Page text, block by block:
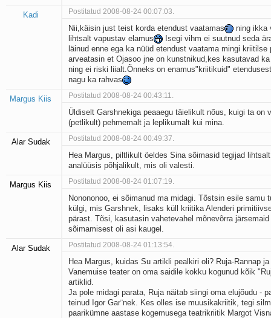
Kadi Postitatud 2008-08-24 00:07:03.
Nii,käisin just teist korda etendust vaatamas
ning ikka
lihtsalt vapustav elamus
Isegi vihm ei suutnud seda
läinud enne ega ka nüüd etendust vaatama mingi kriitilse
arveatasin et Ojasoo jne on kunstnikud,kes kasutavad
ning ei riski liialt.Õnneks on enamus"kriitikuid"
nagu ka rahvas
Margus Kiis Postitatud 2008-08-24 00:43:11.
Üldiselt Garshnekiga peaaegu täielikult nõus, kuigi ta on
(petlikult) pehmemalt ja leplikumalt kui mina.
Alar Sudak Postitatud 2008-08-24 00:49:37.
Hea Margus, piltlikult öeldes Sina sõimasid tegijad
analüüsis põhjalikult, mis oli valesti.
Margus Kiis Postitatud 2008-08-24 01:07:19.
Nonononoo, ei sõimanud ma midagi. Tõstsin esile samu
külgi, mis Garshnek, lisaks küll kriitika Alenderi
pärast. Tõsi, kasutasin vahetevahel mõnevõrra
sõimamisest oli asi kaugel.
Alar Sudak Postitatud 2008-08-24 01:13:54.
Hea Margus, kuidas Su artikli pealkiri oli? Ruja-Rannap
Vanemuise teater on oma saidile kokku kogunud kõik
artiklid.
Ja pole midagi parata, Ruja näitab siingi oma elujõudu -
teinud Igor Gar¨nek. Kes olles ise muusikakriitik, tegi
paarikümne aastase kogemusega teatrikriitik Margot